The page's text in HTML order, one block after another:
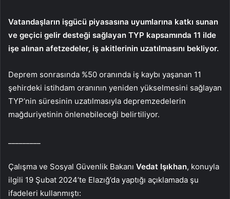
Vatandaşların işgücü piyasasına uyumlarına katkı sunan
ve geçici gelir desteği sağlayan TYP kapsamında 11 ilde
işe alınan afetzedeler, iş akitlerinin uzatılmasını bekliyor.
Deprem sonrasında %50 oranında iş kaybı yaşanan 11
şehirdeki istihdam oranının yeniden yükselmesini sağlayan
TYP’nin süresinin uzatılmasıyla depremzedelerin
mağduriyetinin önlenebileceği belirtiliyor.
Çalışma ve Sosyal Güvenlik Bakanı Vedat Işıkhan, konuyla
ilgili 19 Şubat 2024’te Elazığ’da yaptığı açıklamada şu
ifadeleri kullanmıştı: